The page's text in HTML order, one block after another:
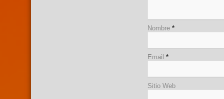
Nombre *
Email *
Sitio Web